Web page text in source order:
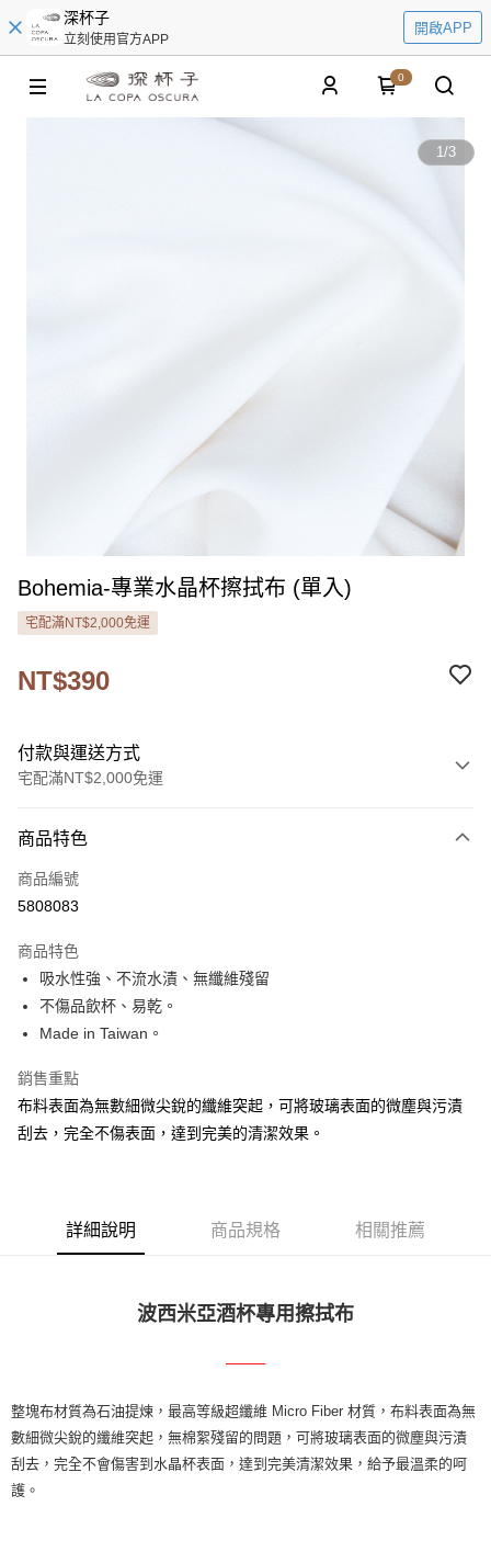
深杯子
立刻使用官方APP
開啟APP
0
1/3
Bohemia-專業水晶杯擦拭布 (單入)
宅配滿NT$2,000免運
NT$390
付款與運送方式
宅配滿NT$2,000免運
信用卡一次付款
LINE Pay
街口支付
悠遊付
全盈+PAY
AFTEE先享後付
便利好安心！
【「AFTEE先享後付」結帳流程】
結帳頁面，進行簡訊認證並確認金額後，即可完成結帳。
３．收到繳費通知簡訊後14天內，點擊此簡訊中的連結，可透過四大超商／
※ 請注意：結帳手續完成當下不需立刻繳費，但若您需要取消訂單，請聯絡
購買商品的店家。未經商家同意取消之訂單仍視為有效，需透過AFTEE先享
貨到付款
每筆NT$150，滿NT$2,000(含以上)免運費
貨到付款
每筆NT$150，滿NT$2,000(含以上)免運費
商品特色
商品編號
5808083
商品特色
吸水性強、不流水漬、無纖維殘留
不傷品飲杯、易乾。
Made in Taiwan。
銷售重點
布料表面為無數細微尖銳的纖維突起，可將玻璃表面的微塵與污漬
刮去，完全不傷表面，達到完美的清潔效果。
詳細說明 商品規格 相關推薦
波西米亞酒杯專用擦拭布
────
整塊布材質為石油提煉，最高等級超纖維 Micro Fiber 材質，布料表面為無
數細微尖銳的纖維突起，無棉絮殘留的問題，可將玻璃表面的微塵與污漬
刮去，完全不會傷害到水晶杯表面，達到完美清潔效果，給予最溫柔的呵
護。